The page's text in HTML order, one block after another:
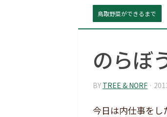
鳥取野菜ができるまで
のらぼ
BY TREE & NORF ·
今日は内仕事をし